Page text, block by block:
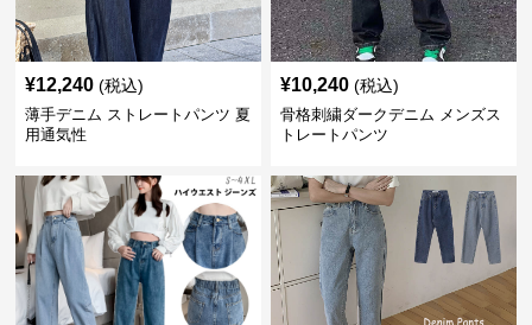
¥12,240 (税込)
薄手デニム ストレートパンツ 夏
用通気性
¥10,240 (税込)
骨格刺繍ダークデニム メンズス
トレートパンツ